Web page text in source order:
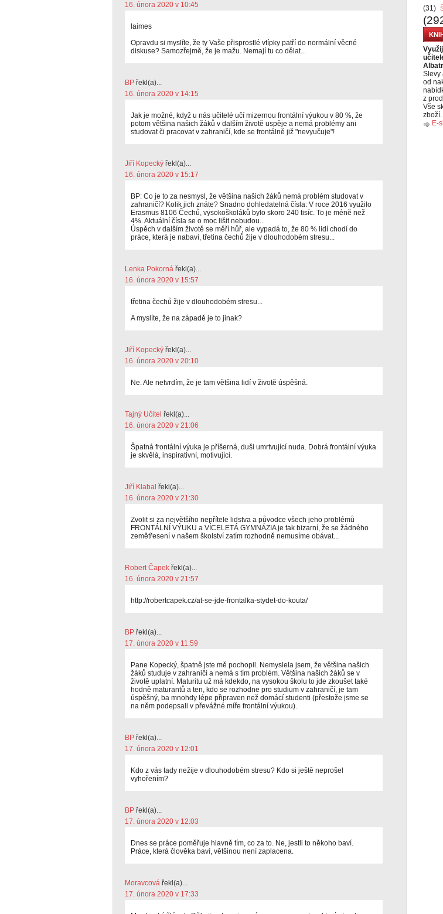
16. února 2020 v 10:45
laimes
Opravdu si myslíte, že ty Vaše přisprostlé vtípky patří do normální věcné
diskuse? Samozřejmě, že je mažu. Nemají tu co dělat...
BP řekl(a)...
16. února 2020 v 14:15
Jak je možné, když u nás učitelé učí mizernou frontální výukou v 80 %, že
potom většina našich žáků v dalším životě uspěje a nemá problémy ani
studovat či pracovat v zahraničí, kde se frontálně již "nevyučuje"!
Jiří Kopecký řekl(a)...
16. února 2020 v 15:17
BP: Co je to za nesmysl, že většina našich žáků nemá problém studovat v
zahraničí? Kolik jich znáte? Snadno dohledatelná čísla: V roce 2016 využilo
Erasmus 8106 Čechů, vysokoškoláků bylo skoro 240 tisíc. To je méně než
4%. Aktuální čísla se o moc lišit nebudou..
Úspěch v dalším životě se měří hůř, ale vypadá to, že 80 % lidí chodí do
práce, která je nabaví, třetina čechů žije v dlouhodobém stresu...
Lenka Pokorná řekl(a)...
16. února 2020 v 15:57
třetina čechů žije v dlouhodobém stresu...
A myslíte, že na západě je to jinak?
Jiří Kopecký řekl(a)...
16. února 2020 v 20:10
Ne. Ale netvrdím, že je tam většina lidí v životě úspěšná.
Tajný Učitel řekl(a)...
16. února 2020 v 21:06
Špatná frontální výuka je příšerná, duši umrtvující nuda. Dobrá frontální výuka
je skvělá, inspirativní, motivující.
Jiří Klabal řekl(a)...
16. února 2020 v 21:30
Zvolit si za největšího nepřítele lidstva a původce všech jeho problémů
FRONTÁLNÍ VÝUKU a VÍCELETÁ GYMNÁZIA je tak bizarní, že se žádného
zemětřesení v našem školství zatím rozhodně nemusíme obávat...
Robert Čapek řekl(a)...
16. února 2020 v 21:57
http://robertcapek.cz/at-se-jde-frontalka-stydet-do-kouta/
BP řekl(a)...
17. února 2020 v 11:59
Pane Kopecký, špatně jste mě pochopil. Nemyslela jsem, že většina našich
žáků studuje v zahraničí a nemá s tím problém. Většina našich žáků se v
životě uplatní. Maturitu už má kdekdo, na vysokou školu to jde zkoušet také
hodně maturantů a ten, kdo se rozhodne pro studium v zahraničí, je tam
úspěšný, ba mnohdy lépe připraven než domácí studenti (přestože jsme se
na něm podepsali v převážné míře frontální výukou).
BP řekl(a)...
17. února 2020 v 12:01
Kdo z vás tady nežije v dlouhodobém stresu? Kdo si ještě neprošel
vyhořením?
BP řekl(a)...
17. února 2020 v 12:03
Dnes se práce poměřuje hlavně tím, co za to. Ne, jestli to někoho baví.
Práce, která člověka baví, většinou není zaplacena.
Moravcová řekl(a)...
17. února 2020 v 17:33
(31)
Slevy
od
z
Vše
zboží.
E-